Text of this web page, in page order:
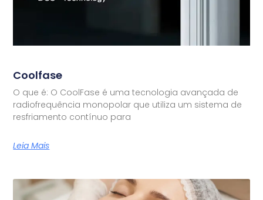
Coolfase
O que é: O CoolFase é uma tecnologia avançada de
radiofrequência monopolar que utiliza um sistema de
resfriamento contínuo para
Leia Mais